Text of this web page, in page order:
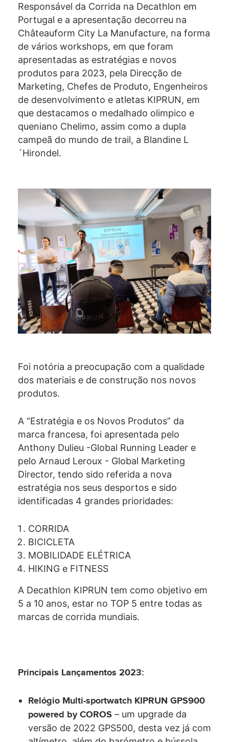
Responsável da Corrida na Decathlon em
Portugal e a apresentação decorreu na
Châteauform City La Manufacture, na forma
de vários workshops, em que foram
apresentadas as estratégias e novos
produtos para 2023, pela Direcção de
Marketing, Chefes de Produto, Engenheiros
de desenvolvimento e atletas KIPRUN, em
que destacamos o medalhado olimpico e
queniano Chelimo, assim como a dupla
campeã do mundo de trail, a Blandine L
´Hirondel.
Foi notória a preocupação com a qualidade
dos materiais e de construção nos novos
produtos.
A “Estratégia e os Novos Produtos” da
marca francesa, foi apresentada pelo
Anthony Dulieu -Global Running Leader e
pelo Arnaud Leroux - Global Marketing
Director, tendo sido referida a nova
estratégia nos seus desportos e sido
identificadas 4 grandes prioridades:
CORRIDA
BICICLETA
MOBILIDADE ELÉTRICA
HIKING e FITNESS
A Decathlon KIPRUN tem como objetivo em
5 a 10 anos, estar no TOP 5 entre todas as
marcas de corrida mundiais.
Principais Lançamentos 2023:
Relógio Multi-sportwatch KIPRUN GPS900
powered by COROS – um upgrade da
versão de 2022 GPS500, desta vez já com